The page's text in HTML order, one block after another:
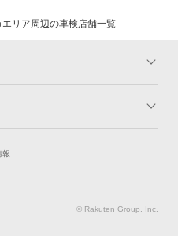
エリア周辺の車検店舗一覧
キャンペーン一覧
新車購入
報
© Rakuten Group, Inc.